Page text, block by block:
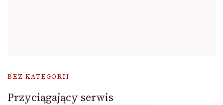
BEZ KATEGORII
Przyciągający serwis